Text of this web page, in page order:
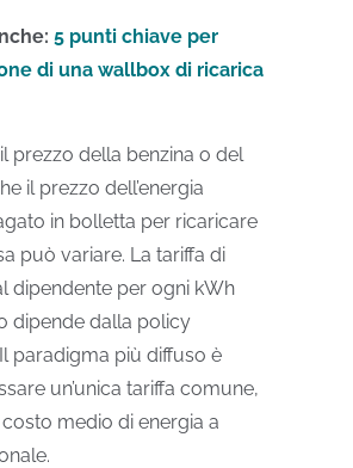
5 punti chiave per
di una wallbox di ricarica
prezzo della benzina o del
il prezzo dell’energia
in bolletta per ricaricare
può variare. La tariffa di
dipendente per ogni kWh
dipende dalla policy
paradigma più diffuso è
un’unica tariffa comune,
medio di energia a